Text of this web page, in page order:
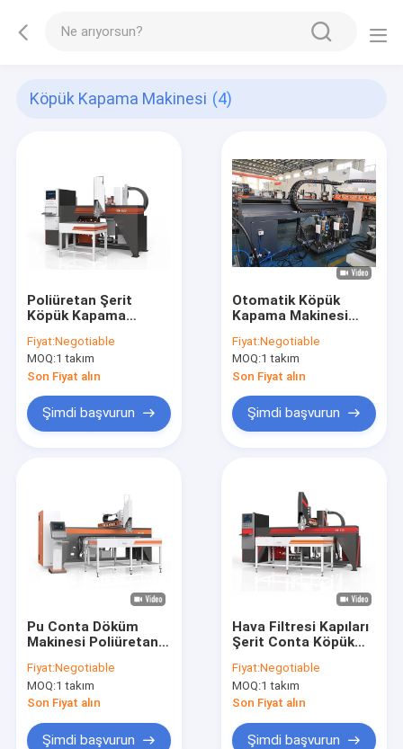
Köpük Kapama Makinesi (4)
Poliüretan Şerit
Köpük Kapama
Conta Tutkal
Dağıtma Makinesi
Fiyat:Negotiable
MOQ:1 takım
Son Fiyat alın
Şimdi başvurun
Otomatik Köpük
Kapama Makinesi
Dağıtım Makinesi
Fiyat:Negotiable
MOQ:1 takım
Son Fiyat alın
Şimdi başvurun
Pu Conta Döküm
Makinesi Poliüretan
Makinesi Enjeksiyon
Sızdırmazlık
Fiyat:Negotiable
MOQ:1 takım
Son Fiyat alın
Şimdi başvurun
Hava Filtresi Kapıları
Şerit Conta Köpük
Pu Köpük Döküm
Makinesi Dökme
Dağıtımı
Fiyat:Negotiable
MOQ:1 takım
Son Fiyat alın
Şimdi başvurun